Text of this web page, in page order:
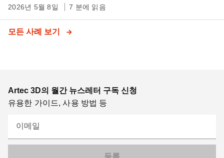
2026년 5월 8일 7 분에 읽음
모든 사례 보기
Artec 3D의 월간 뉴스레터 구독 신청
유용한 가이드, 사용 방법 등
이메일